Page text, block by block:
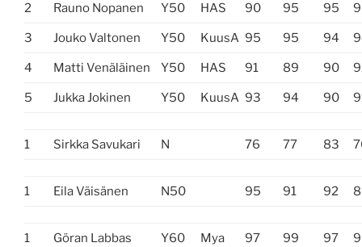
2 Rauno Nopanen Y50 HAS 90 95 95
3 Jouko Valtonen Y50 KuusA 95 95 94
4 Matti Venäläinen Y50 HAS 91 89 90
5 Jukka Jokinen Y50 KuusA 93 94 90
1 Sirkka Savukari N 76 77 83
1 Eila Väisänen N50 95 91 92
1 Göran Labbas Y60 Mya 97 99 97